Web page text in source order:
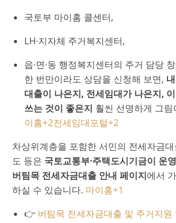
국토부 마이홈 콜센터,
LH·지자체 주거복지센터,
읍·면·동 행정복지센터의 주거 담당
한 번만이라도 상담을 신청해 보면,
대출이 나은지, 전세임대가 나은지,
쓰는 것이 좋은지 훨씬 선명하게 그
이홈+2전세임대포털+2
차상위계층을 포함한 서민의 전세자금대
도 등은 국토교통부·주택도시기금이 운
버팀목 전세자금대출 안내 페이지에서
하실 수 있습니다. 마이홈+1
👉 버팀목 전세자금대출 및 주거지원